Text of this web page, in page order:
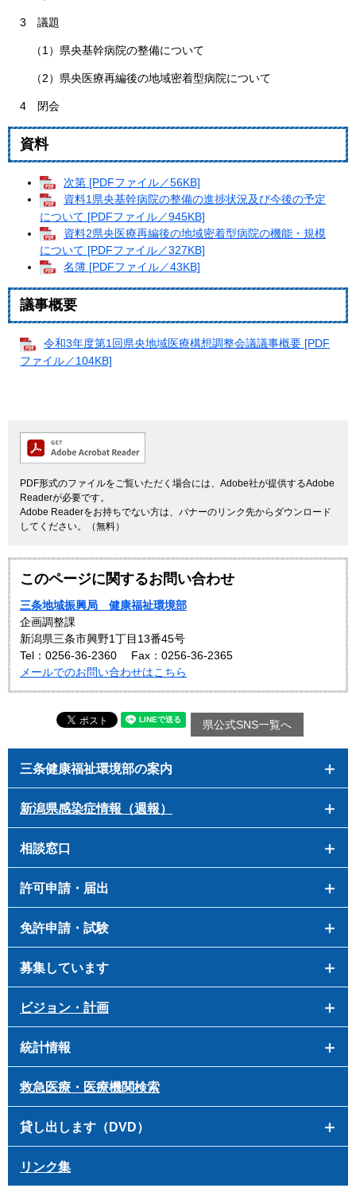
3 議題
（1）県央基幹病院の整備について
（2）県央医療再編後の地域密着型病院について
4 閉会
資料
次第 [PDFファイル／56KB]
資料1県央基幹病院の整備の進捗状況及び今後の予定
について [PDFファイル／945KB]
資料2県央医療再編後の地域密着型病院の機能・規模
について [PDFファイル／327KB]
名簿 [PDFファイル／43KB]
議事概要
令和3年度第1回県央地域医療構想調整会議議事概要 [PDF
ファイル／104KB]
PDF形式のファイルをご覧いただく場合には、Adobe社が提供するAdobe
Readerが必要です。
Adobe Readerをお持ちでない方は、バナーのリンク先からダウンロード
してください。（無料）
このページに関するお問い合わせ
三条地域振興局 健康福祉環境部
企画調整課
新潟県三条市興野1丁目13番45号
Tel：0256-36-2360
Fax：0256-36-2365
メールでのお問い合わせはこちら
県公式SNS一覧へ
三条健康福祉環境部の案内
新潟県感染症情報（週報）
相談窓口
許可申請・届出
免許申請・試験
募集しています
ビジョン・計画
統計情報
救急医療・医療機関検索
貸し出します（DVD）
リンク集